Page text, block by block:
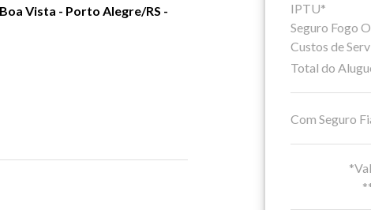
Vista - Porto Alegre/RS -
IPTU*
Seguro Fogo
Custos de
Total do
Com Seguro